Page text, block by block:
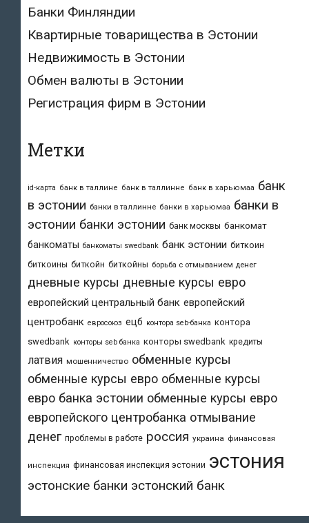
Банки Финляндии
Квартирные товарищества в Эстонии
Недвижимость в Эстонии
Обмен валюты в Эстонии
Регистрация фирм в Эстонии
Метки
id-карта банк в таллине банк в таллинне банк в харьюмаа банк
в эстонии банки в таллинне банки в харьюмаа банки в
эстонии банки эстонии банк москвы банкомат
банкоматы банкоматы swedbank банк эстонии биткоин
биткоины биткойн биткойны борьба с отмыванием денег
дневные курсы дневные курсы евро
европейский центральный банк европейский
центробанк евросоюз ецб контора seb-банка контора
swedbank конторы seb банка конторы swedbank кредиты
латвия мошенничество обменные курсы
обменные курсы евро обменные курсы
евро банка эстонии обменные курсы евро
европейского центробанка отмывание
денег проблемы в работе россия украина финансовая
инспекция финансовая инспекция эстонии эстония
эстонские банки эстонский банк